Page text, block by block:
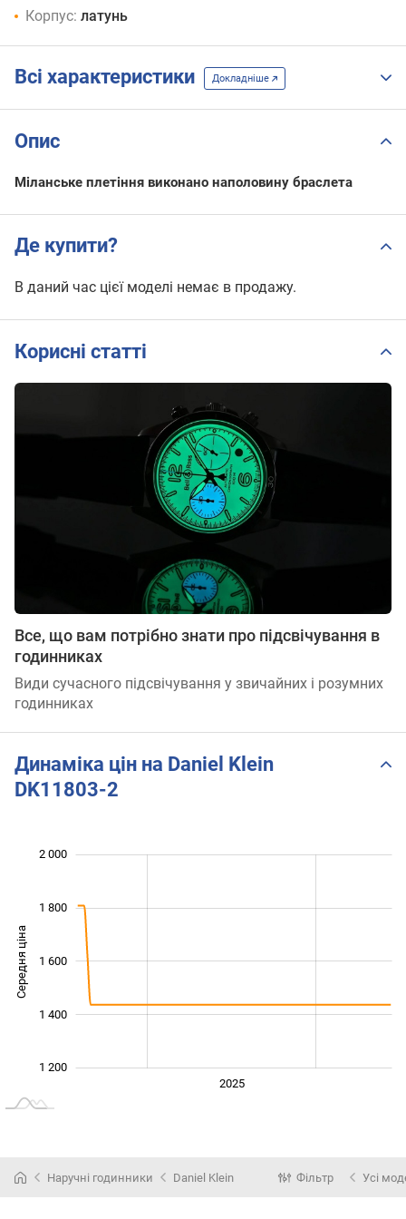
Корпус: латунь
Всі характеристики Докладніше
Опис
Міланське плетіння виконано наполовину браслета
Де купити?
В даний час цієї моделі немає в продажу.
Корисні статті
Все, що вам потрібно знати про підсвічування в
годинниках
Види сучасного підсвічування у звичайних і розумних
годинниках
Динаміка цін на Daniel Klein
DK11803-2
Середня ціна 1 200
1 200
1 400
1 600
1 800
2 000
2025
Наручні годинники Daniel Klein Фільтр Усі